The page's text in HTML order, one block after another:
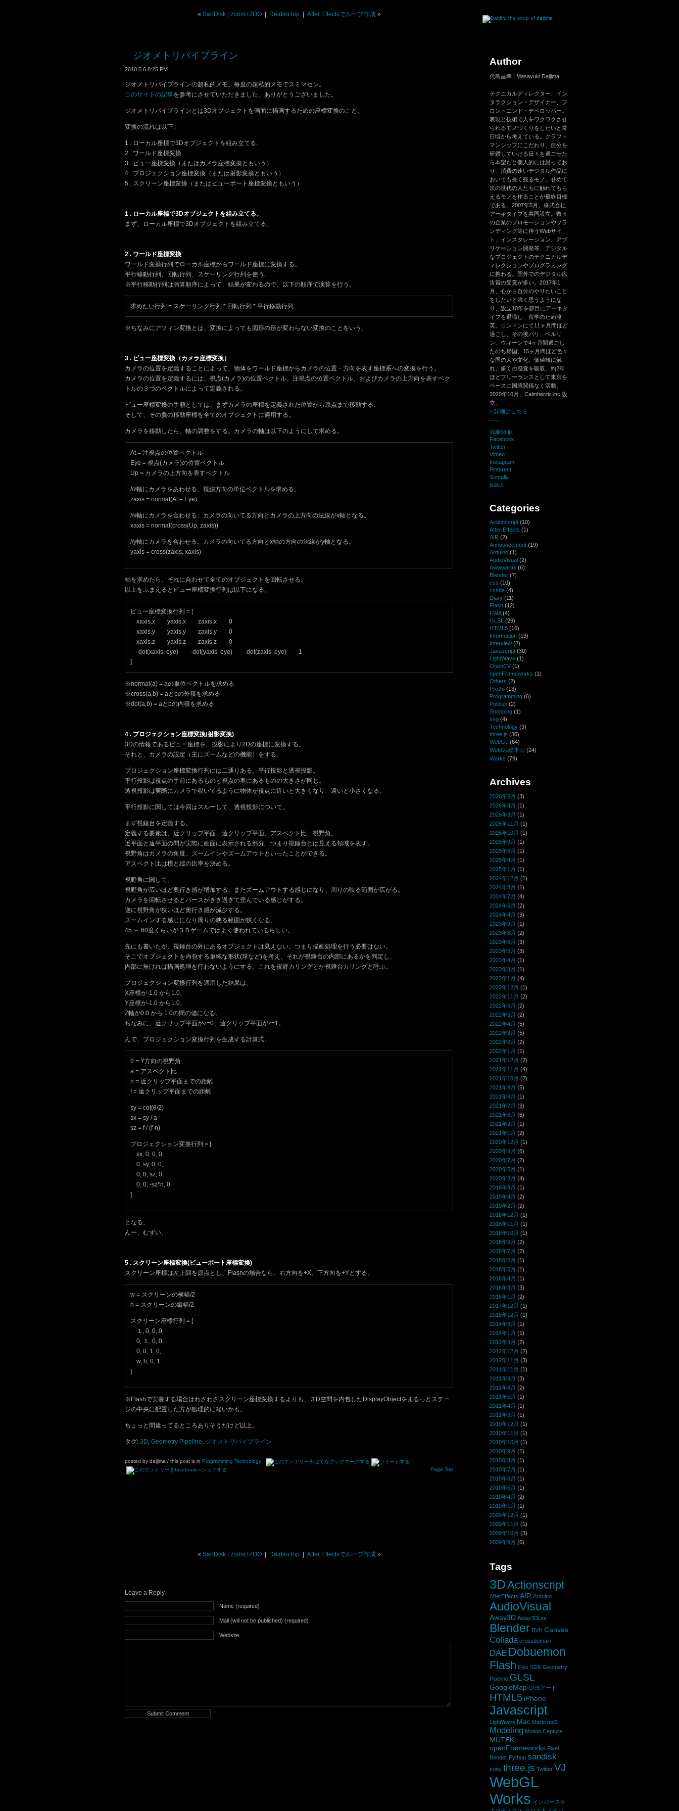
« SanDisk | zoom±ZOO| Daidiru top| After Effectsでループ作成»
ジオメトリパイプライン
2010.5.6 8:25 PM
ジオメトリパイプラインの超私的メモ。毎度の超私的メモでスミマセン。
このサイトの記事を参考にさせていただきました。ありがとうございました。
ジオメトリパイプラインとは3Dオブジェクトを画面に描画するための座標変換のこと。
変換の流れは以下。
1 . ローカル座標で3Dオブジェクトを組み立てる。
2 . ワールド座標変換
3 . ビュー座標変換（またはカメラ座標変換ともいう）
4 . プロジェクション座標変換（または射影変換ともいう）
5 . スクリーン座標変換（またはビューポート座標変換ともいう）
1 . ローカル座標で3Dオブジェクトを組み立てる。
まず、ローカル座標で3Dオブジェクトを組み立てる。
2 . ワールド座標変換
ワールド変換行列でローカル座標からワールド座標に変換する。
平行移動行列、回転行列、スケーリング行列を使う。
※平行移動行列は演算順序によって、結果が変わるので、以下の順序で演算を行う。
求めたい行列 = スケーリング行列 * 回転行列 * 平行移動行列
※ちなみにアフィン変換とは、変換によっても図形の形が変わらない変換のことをいう。
3 . ビュー座標変換（カメラ座標変換）
カメラの位置を定義することによって、物体をワールド座標からカメラの位置・方向を表す座標系への変換を行う。
カメラの位置を定義するには、視点(カメラ)の位置ベクトル、注視点の位置ベクトル、およびカメラの上方向を表すベク
トルの３つのベクトルによって定義される。
ビュー座標変換の手順としては、まずカメラの座標を定義された位置から原点まで移動する。
そして、その負の移動座標を全てのオブジェクトに適用する。
カメラを移動したら、軸の調整をする。カメラの軸は以下のようにして求める。
At = 注視点の位置ベクトル
Eye = 視点(カメラ)の位置ベクトル
Up = カメラの上方向を表すベクトル
//z軸にカメラをあわせる。視線方向の単位ベクトルを求める。
zaxis = normal(At – Eye)
//x軸にカメラを合わせる。カメラの向いてる方向とカメラの上方向の法線がx軸となる。
xaxis = normal(cross(Up, zaxis))
//y軸にカメラを合わせる。カメラの向いてる方向とx軸の方向の法線がy軸となる。
yaxis = cross(zaxis, xaxis)
軸を求めたら、それに合わせて全てのオブジェクトを回転させる。
以上をふまえるとビュー座標変換行列は以下になる。
ビュー座標変換行列 = [
xaxis.x yaxis.x zaxis.x 0
xaxis.y yaxis.y zaxis.y 0
xaxis.z yaxis.z zaxis.z 0
-dot(xaxis, eye) -dot(yaxis, eye) -dot(zaxis, eye) 1
]
※normal(a) = aの単位ベクトルを求める
※cross(a,b) = aとbの外積を求める
※dot(a,b) = aとbの内積を求める
4 . プロジェクション座標変換(射影変換)
3Dの情報であるビュー座標を、投影により2Dの座標に変換する。
それと、カメラの設定（主にズームなどの機能）をする。
プロジェクション座標変換行列には二通りある。平行投影と透視投影。
平行投影は視点の手前にあるものと視点の奥にあるものの大きさが同じ。
透視投影は実際にカメラで覗いてるように物体が視点に近いと大きくなり、遠いと小さくなる。
平行投影に関しては今回はスルーして、透視投影について。
まず視錘台を定義する。
定義する要素は、近クリップ平面、遠クリップ平面、アスペクト比、視野角。
近平面と遠平面の間が実際に画面に表示される部分。つまり視錘台とは見える領域を表す。
視野角はカメラの角度。ズームインやズームアウトといったことができる。
アスペクト比は横と縦の比率を決める。
視野角に関して。
視野角が広いほど奥行き感が増加する。またズームアウトする感じになり、周りの映る範囲が広がる。
カメラを回転させるとパースがきき過ぎて歪んでいる感じがする。
逆に視野角が狭いほど奥行き感が減少する。
ズームインする感じになり周りの映る範囲が狭くなる。
45 ～ 60度くらいが３Ｄゲームではよく使われているらしい。
先にも書いたが、視錘台の外にあるオブジェクトは見えない。つまり描画処理を行う必要はない。
そこでオブジェクトを内包する単純な形状(球など)を考え、それが視錘台の内部にあるかを判定し、
内部に無ければ描画処理を行わないようにする。これを視野カリングとか視錘台カリングと呼ぶ。
プロジェクション変換行列を適用した結果は、
X座標が-1.0 から1.0、
Y座標が-1.0 から1.0、
Z軸が0.0 から 1.0の間の値になる。
ちなみに、近クリップ平面がz=0、遠クリップ平面がz=1。
んで、プロジェクション変換行列を生成する計算式。
θ = Y方向の視野角
a = アスペクト比
n = 近クリップ平面までの距離
f = 遠クリップ平面までの距離
sy = cot(θ/2)
sx = sy / a
sz = f / (f-n)
プロジェクション変換行列 = [
sx, 0, 0, 0,
0, sy, 0, 0,
0, 0, sz, 0,
0, 0, -sz*n, 0
]
となる。
んー、むずい。
5 . スクリーン座標変換(ビューポート座標変換)
スクリーン座標は左上隅を原点とし、Flashの場合なら、右方向を+X、下方向を+Yとする。
w = スクリーンの横幅/2
h = スクリーンの縦幅/2
スクリーン座標行列 = [
１, 0, 0, 0,
0, １, 0, 0,
0, 0, 1, 0,
w, h, 0, 1
]
※Flashで実装する場合はわざわざスクリーン座標変換するよりも、３D空間を内包したDisplayObjectをまるっとステー
ジの中央に配置した方が処理的に軽いかも。
ちょっと間違ってるところありそうだけど以上。
タグ: 3D, Geometry Pipeline, ジオメトリパイプライン
posted by daijima / this post is in Programming Technology
Page Top
« SanDisk | zoom±ZOO| Daidiru top| After Effectsでループ作成»
Leave a Reply
Name (required)
Mail (will not be published) (required)
Website
Author
代島昌幸 | Masayuki Daijima
テクニカルディレクター、イン
タラクション・デザイナー、フ
ロントエンド・デベロッパー。
表現と技術で人をワクワクさせ
られるモノづくりをしたいと常
日頃から考えている。クラフト
マンシップにこだわり、自分を
研鑽していける日々を過ごせた
ら本望だと個人的には思ってお
り、消費の速いデジタル作品に
おいても長く残るモノ、せめて
次の世代の人たちに触れてもら
えるモノを作ることが最終目標
である。2007年5月、株式会社
アーキタイプを共同設立。数々
の企業のプロモーションやブラ
ンディング等に伴うWebサイ
ト、インスタレーション、アプ
リケーション開発等、デジタル
なプロジェクトのテクニカルデ
ィレクションやプログラミング
に携わる。国外でのデジタル広
告賞の受賞が多い。2017年1
月、心から自分のやりたいこと
をしたいと強く思うようにな
り、設立10年を節目にアーキタ
イプを退職し、留学のため渡
英。ロンドンにて11ヶ月間ほど
過ごし、その後パリ、ベルリ
ン、ウィーンで4ヶ月間過ごし
たのち帰国。15ヶ月間ほど色々
な国の人や文化、価値観に触
れ、多くの感覚を吸収。約2年
ほどフリーランスとして東京を
ベースに国境関係なく活動。
2020年10月、Calmhectic inc.設
立。
> 詳細はこちら
-----
daijjma.jp
Facebook
Twitter
Vimeo
Instagram
Pinterest
Sumally
jsdo.it
Categories
Actionscript (10)
After Effects (1)
AIR (2)
Announcement (19)
Arduino (1)
AudioVisual (2)
Awwwards (6)
Blender (7)
css (10)
cssda (4)
Diary (11)
Flash (12)
FWA(4)
GLSL (29)
HTML5 (16)
Information (19)
Interview (2)
Javascript (30)
LightWave (1)
OpenCV (1)
openFrameworks (1)
Others (2)
PixiJS (13)
Programming (6)
Publish (2)
Shopping (1)
svg (4)
Technology (3)
three.js (35)
WebGL (64)
WebGL総本山 (24)
Works (79)
Archives
2026年6月 (3)
2026年4月 (1)
2026年3月 (1)
2025年11月 (1)
2025年10月 (1)
2025年9月 (1)
2025年8月 (1)
2025年4月 (1)
2025年1月 (1)
2024年12月 (1)
2024年8月 (1)
2024年7月 (4)
2024年6月 (2)
2024年4月 (3)
2023年9月 (1)
2023年8月 (2)
2023年6月 (3)
2023年5月 (3)
2023年4月 (1)
2023年3月 (1)
2023年1月 (4)
2022年12月 (1)
2022年11月 (2)
2022年6月 (2)
2022年5月 (2)
2022年4月 (5)
2022年3月 (5)
2022年2月 (2)
2022年1月 (1)
2021年12月 (2)
2021年11月 (4)
2021年10月 (2)
2021年9月 (5)
2021年8月 (1)
2021年7月 (3)
2021年6月 (6)
2021年2月 (1)
2021年1月 (2)
2020年12月 (1)
2020年9月 (6)
2020年7月 (2)
2020年5月 (1)
2020年3月 (4)
2019年9月 (1)
2019年4月 (2)
2019年2月 (2)
2018年12月 (1)
2018年11月 (1)
2018年10月 (1)
2018年9月 (2)
2018年7月 (2)
2018年6月 (1)
2018年5月 (1)
2018年4月 (1)
2018年3月 (3)
2018年1月 (2)
2017年12月 (1)
2015年12月 (1)
2014年3月 (1)
2014年1月 (1)
2013年3月 (2)
2012年12月 (2)
2012年11月 (3)
2011年11月 (1)
2011年9月 (3)
2011年8月 (2)
2011年5月 (1)
2011年4月 (1)
2011年3月 (1)
2010年12月 (1)
2010年11月 (1)
2010年10月 (1)
2010年9月 (1)
2010年8月 (1)
2010年7月 (1)
2010年6月 (1)
2010年5月 (1)
2010年4月 (2)
2010年1月 (1)
2009年12月 (1)
2009年11月 (1)
2009年10月 (3)
2009年9月 (6)
Tags
3DActionscript
AfterEffects AIR Arduino
AudioVisual
Away3D Away3DLite
Blender BVH Canvas
Collada crossdomain
DAE Dobuemon
Flash Flex SDK Geometry
Pipeline GLSL
GoogleMap GPSアート
HTML5 iPhone
Javascript
LightWave Mac Mario md2
Modeling Motion Capture
MUTEK
openFrameworks Pixel
Bender Python sandisk
sony three.js Twitter VJ
WebGL
Works インバースキ